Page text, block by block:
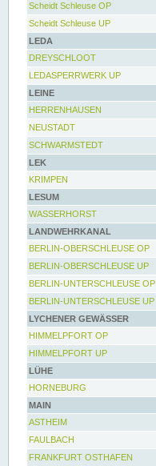
Scheidt Schleuse OP
Scheidt Schleuse UP
LEDA
DREYSCHLOOT
LEDASPERRWERK UP
LEINE
HERRENHAUSEN
NEUSTADT
SCHWARMSTEDT
LEK
KRIMPEN
LESUM
WASSERHORST
LANDWEHRKANAL
BERLIN-OBERSCHLEUSE OP
BERLIN-OBERSCHLEUSE UP
BERLIN-UNTERSCHLEUSE OP
BERLIN-UNTERSCHLEUSE UP
LYCHENER GEWÄSSER
HIMMELPFORT OP
HIMMELPFORT UP
LÜHE
HORNEBURG
MAIN
ASTHEIM
FAULBACH
FRANKFURT OSTHAFEN